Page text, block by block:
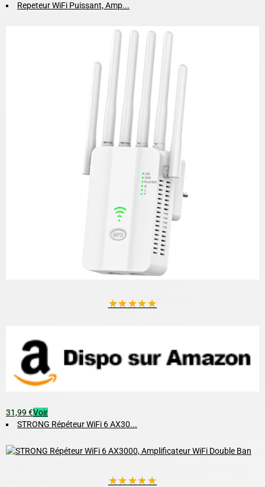
Repeteur WiFi Puissant, Amp...
★★★★★
31,99 €Voir
STRONG Répéteur WiFi 6 AX30...
★★★★★